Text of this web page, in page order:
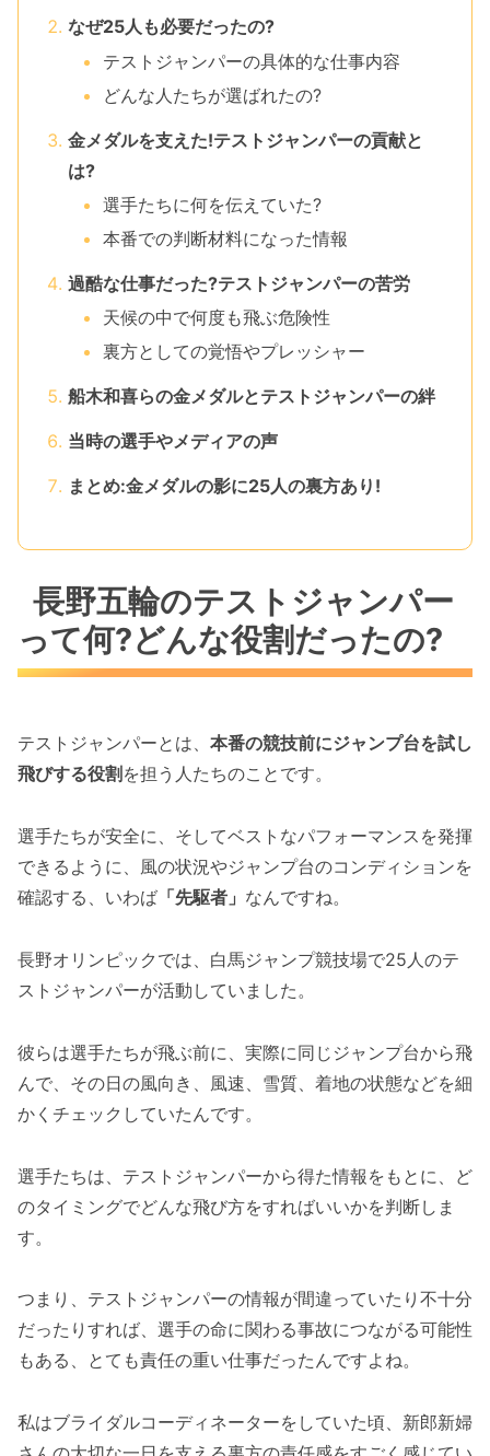
なぜ25人も必要だったの?
テストジャンパーの具体的な仕事内容
どんな人たちが選ばれたの?
金メダルを支えた!テストジャンパーの貢献と
は?
選手たちに何を伝えていた?
本番での判断材料になった情報
過酷な仕事だった?テストジャンパーの苦労
天候の中で何度も飛ぶ危険性
裏方としての覚悟やプレッシャー
船木和喜らの金メダルとテストジャンパーの絆
当時の選手やメディアの声
まとめ:金メダルの影に25人の裏方あり!
長野五輪のテストジャンパー
って何?どんな役割だったの?
テストジャンパーとは、 本番の競技前にジャンプ台を試し
飛びする役割 を担う人たちのことです。
選手たちが安全に、そしてベストなパフォーマンスを発揮
できるように、風の状況やジャンプ台のコンディションを
確認する、いわば 「先駆者」 なんですね。
長野オリンピックでは、白馬ジャンプ競技場で25人のテ
ストジャンパーが活動していました。
彼らは選手たちが飛ぶ前に、実際に同じジャンプ台から飛
んで、その日の風向き、風速、雪質、着地の状態などを細
かくチェックしていたんです。
選手たちは、テストジャンパーから得た情報をもとに、ど
のタイミングでどんな飛び方をすればいいかを判断しま
す。
つまり、テストジャンパーの情報が間違っていたり不十分
だったりすれば、選手の命に関わる事故につながる可能性
もある、とても責任の重い仕事だったんですよね。
私はブライダルコーディネーターをしていた頃、新郎新婦